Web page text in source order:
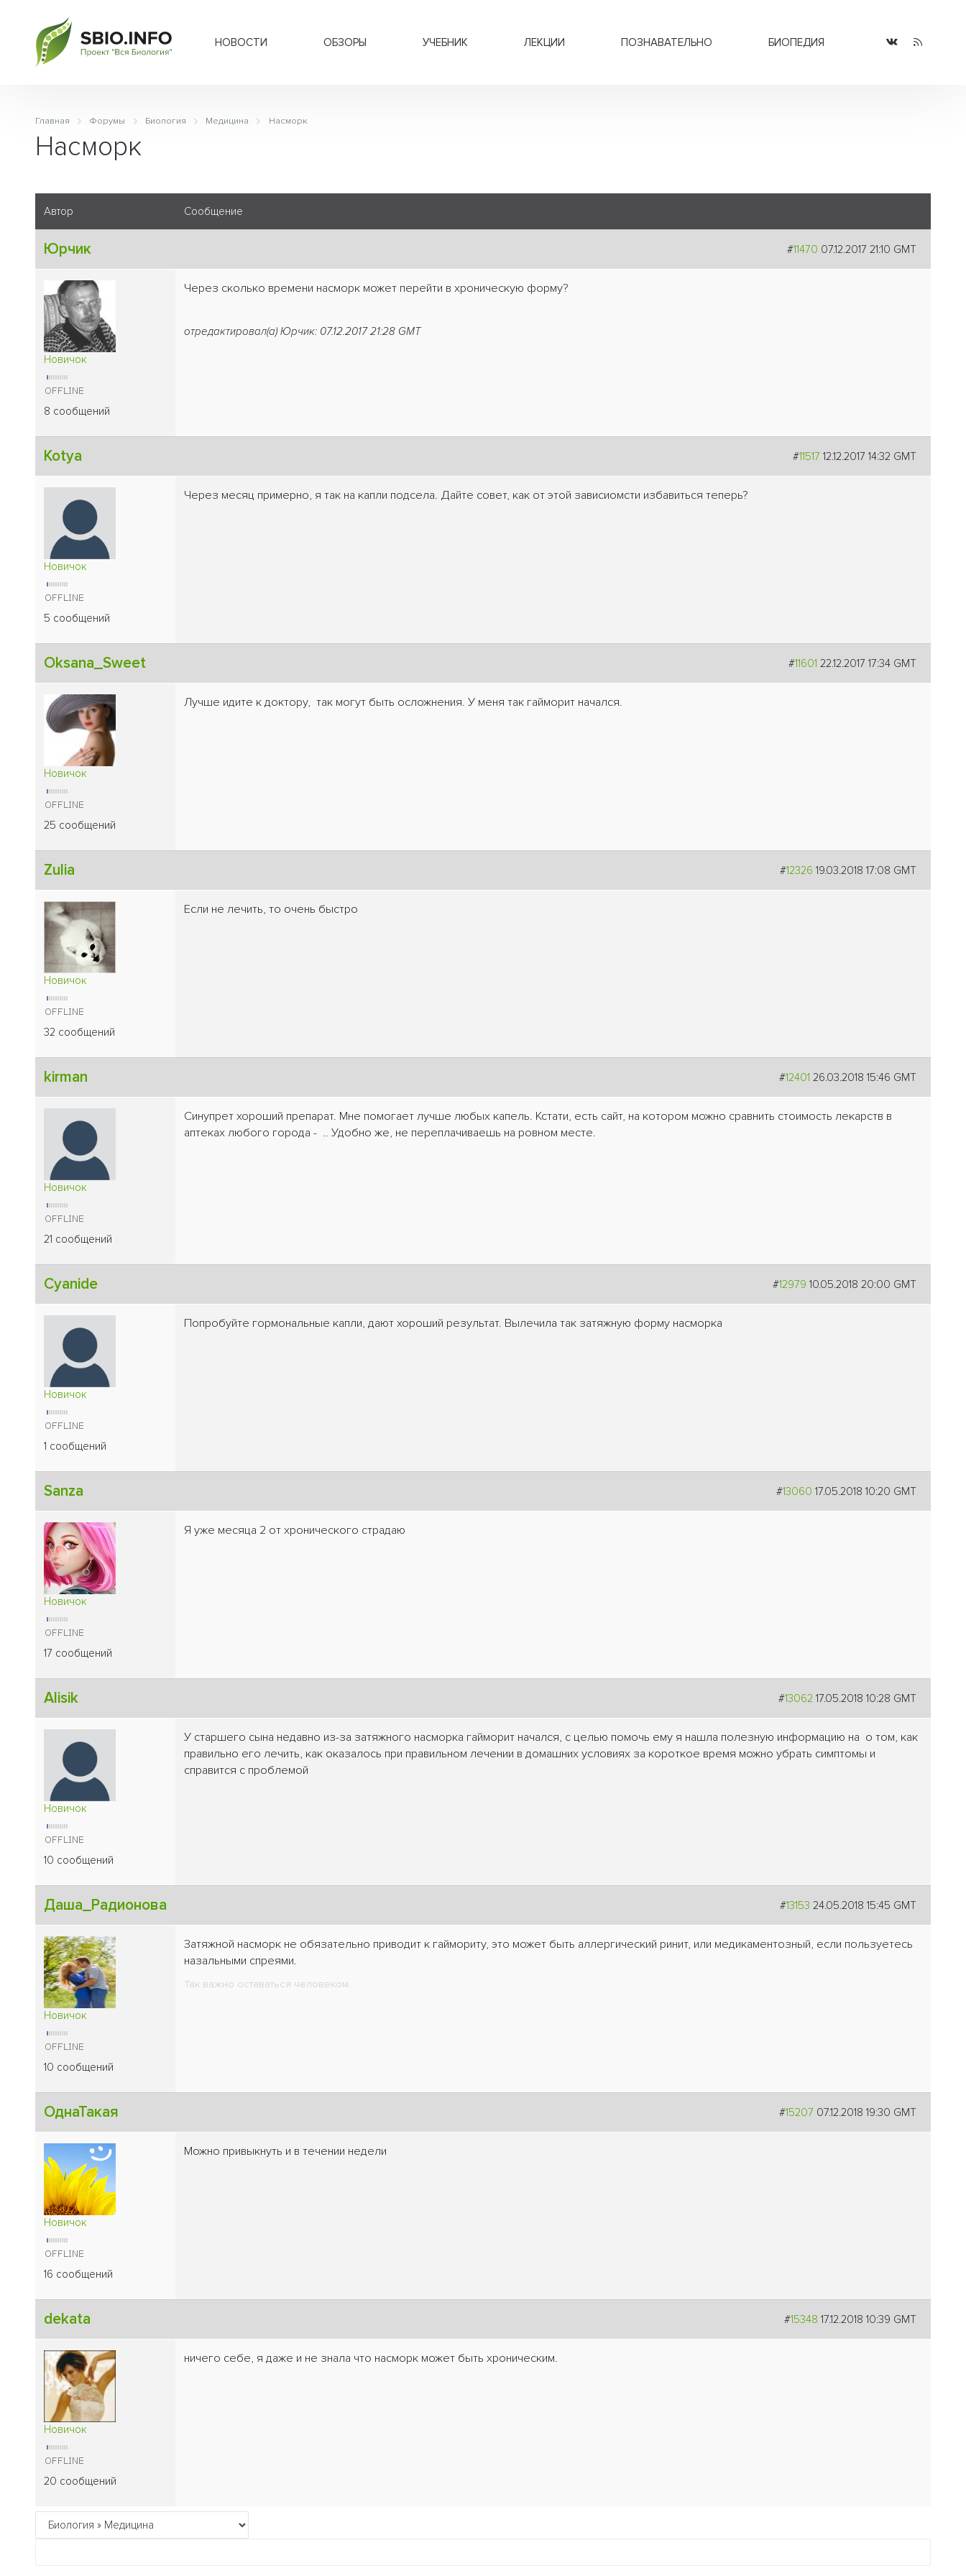
НОВОСТИ ОБЗОРЫ УЧЕБНИК ЛЕКЦИИ ПОЗНАВАТЕЛЬНО БИОПЕДИЯ
Главная Форумы Биология Медицина Насморк
Насморк
Автор Сообщение
Юрчик #11470 07.12.2017 21:10 GMT
Новичок
8 сообщений
Через сколько времени насморк может перейти в хроническую форму?
отредактировал(а) Юрчик: 07.12.2017 21:28 GMT
Kotya #11517 12.12.2017 14:32 GMT
Новичок
5 сообщений
Через месяц примерно, я так на капли подсела. Дайте совет, как от этой зависиомсти избавиться теперь?
Oksana_Sweet #11601 22.12.2017 17:34 GMT
Новичок
25 сообщений
Лучше идите к доктору, так могут быть осложнения. У меня так гайморит начался.
Zulia #12326 19.03.2018 17:08 GMT
Новичок
32 сообщений
Если не лечить, то очень быстро
kirman #12401 26.03.2018 15:46 GMT
Новичок
21 сообщений
Cинупрет хороший препарат. Мне помогает лучше любых капель. Кстати, есть сайт, на котором можно сравнить стоимость лекарств в
аптеках любого города - .. Удобно же, не переплачиваешь на ровном месте.
Cyanide #12979 10.05.2018 20:00 GMT
Новичок
1 сообщений
Попробуйте гормональные капли, дают хороший результат. Вылечила так затяжную форму насморка
Sanza #13060 17.05.2018 10:20 GMT
Новичок
17 сообщений
Я уже месяца 2 от хронического страдаю
Alisik #13062 17.05.2018 10:28 GMT
Новичок
10 сообщений
У старшего сына недавно из-за затяжного насморка гайморит начался, с целью помочь ему я нашла полезную информацию на о том, как
правильно его лечить, как оказалось при правильном лечении в домашних условиях за короткое время можно убрать симптомы и
справится с проблемой
Даша_Радионова #13153 24.05.2018 15:45 GMT
Новичок
10 сообщений
Затяжной насморк не обязательно приводит к гаймориту, это может быть аллергический ринит, или медикаментозный, если пользуетесь
назальными спреями.
Так важно оставаться человеком...
ОднаТакая #15207 07.12.2018 19:30 GMT
Новичок
16 сообщений
Можно привыкнуть и в течении недели
dekata #15348 17.12.2018 10:39 GMT
Новичок
20 сообщений
ничего себе, я даже и не знала что насморк может быть хроническим.